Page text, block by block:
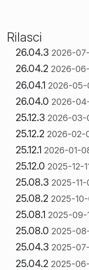
Rilasci
26.04.3 2026-
26.04.2 2026-
26.04.1 2026-05-
26.04.0 2026-
25.12.3 2026-03-
25.12.2 2026-02-
25.12.1 2026-01-
25.12.0 2025-12-
25.08.3 2025-11-
25.08.2 2025-
25.08.1 2025-09-
25.08.0 2025-
25.04.3 2025-
25.04.2 2025-